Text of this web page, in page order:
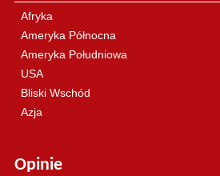
Afryka
Ameryka Północna
Ameryka Południowa
USA
Bliski Wschód
Azja
Opinie